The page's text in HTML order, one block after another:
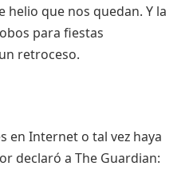
helio que nos quedan. Y la
para fiestas
retroceso.
en Internet o tal vez haya
declaró a The Guardian: